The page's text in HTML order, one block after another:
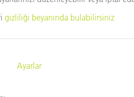
(11/2017 - 03/2022 arası